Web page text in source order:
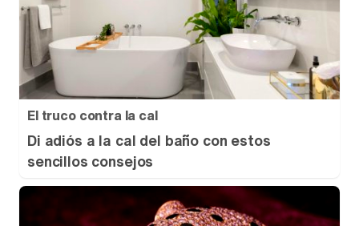
El truco contra la cal
Di adiós a la cal del baño con estos
sencillos consejos